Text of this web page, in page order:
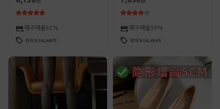
캐주얼 신발 여성을위한 통기
성 스포츠 포레스트 검프 신발
재구매율61%
판매개수8,045개
배송
재구매율59%
판매개수6,434개